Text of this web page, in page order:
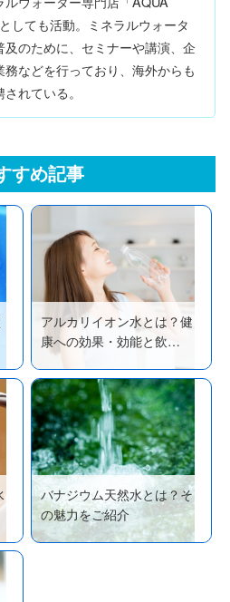
しても活動。ミネラルウォータ
のために、セミナーや講演、企
などを行っており、海外からも
れている。
すめ記事
アルカリイオン水とは？健
康への効果・効能と飲…
バナジウム天然水とは？そ
の魅力をご紹介